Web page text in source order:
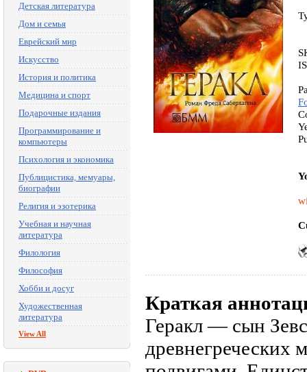
Детская литература
Дом и семья
Еврейский мир
Искусство
История и политика
Медицина и спорт
Подарочные издания
Программирование и
компьютеры
Психология и экономика
Публицистика, мемуары,
биографии
Религия и эзотерика
Учебная и научная
литература
Филология
Философия
Хобби и досуг
Художественная
литература
View All
Краткая
Геракл — сын
древнегреческих